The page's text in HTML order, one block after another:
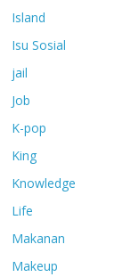
Island
Isu Sosial
jail
Job
K-pop
King
Knowledge
Life
Makanan
Makeup